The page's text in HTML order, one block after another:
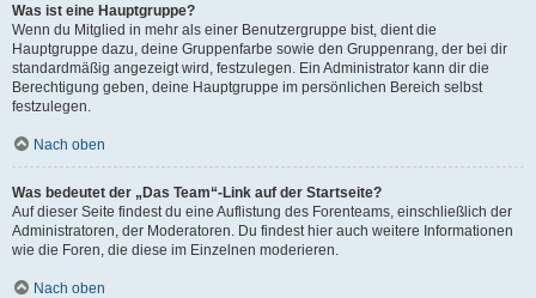
Was ist eine Hauptgruppe?
Wenn du Mitglied in mehr als einer Benutzergruppe bist, dient die
Hauptgruppe dazu, deine Gruppenfarbe sowie den Gruppenrang, der bei dir
standardmäßig angezeigt wird, festzulegen. Ein Administrator kann dir die
Berechtigung geben, deine Hauptgruppe im persönlichen Bereich selbst
festzulegen.
Nach oben
Was bedeutet der „Das Team“-Link auf der Startseite?
Auf dieser Seite findest du eine Auflistung des Forenteams, einschließlich der
Administratoren, der Moderatoren. Du findest hier auch weitere Informationen
wie die Foren, die diese im Einzelnen moderieren.
Nach oben